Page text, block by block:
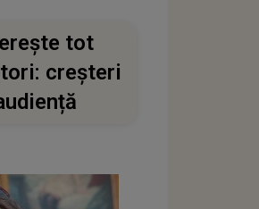
tot
creșteri